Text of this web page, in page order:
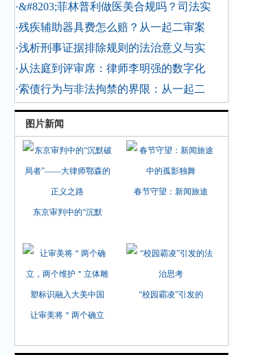
·&#8203;菲林普利做医美合规吗？司法实
·残疾辅助器具费怎么赔？从一起二审案
·浅析刑事证据排除规则的法治意义与实
·从法庭到评审席：律师李明强的数字化
·索债行为与非法拘禁的界限：从一起二
图片新闻
东京审判中的“沉默
春节守望：新闻旅途
让审美将＂两个确立
“校园霸凌”引发的